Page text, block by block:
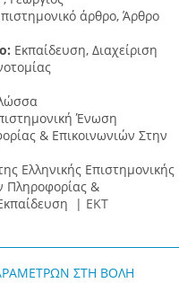
άρθρο, Άρθρο
Εκπαίδευση, Διαχείριση
Ένωση
& Επικοινωνιών Στην
Ελληνικής Επιστημονικής
Πληροφορίας &
| ΕΚΤ
ΣΤΗ ΒΟΛΗ